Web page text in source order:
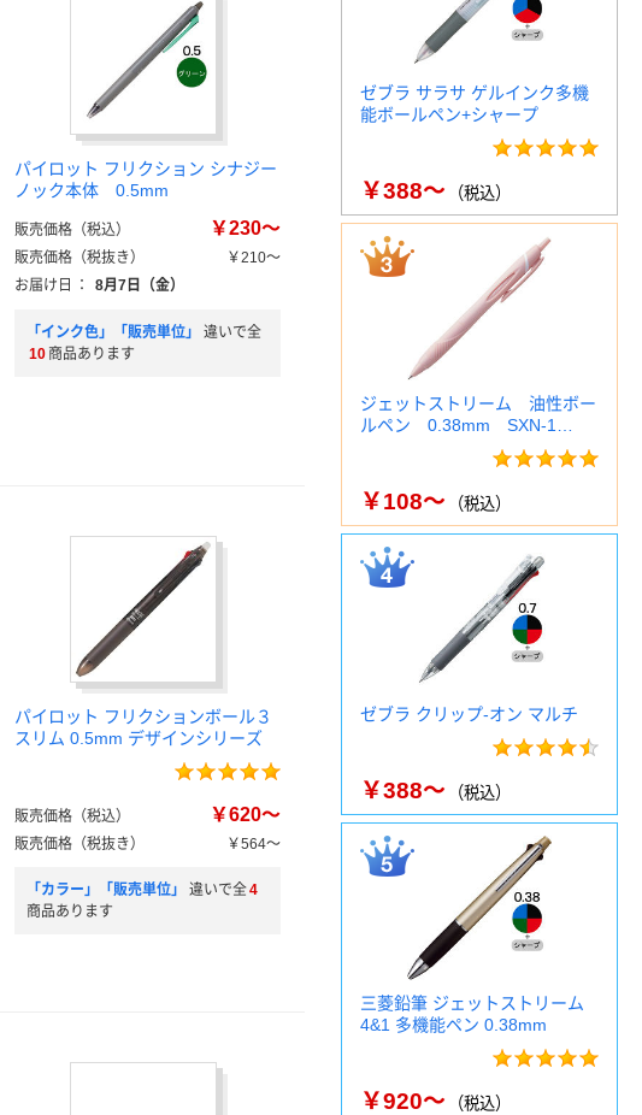
パイロット フリクション シナジー
ノック本体 0.5mm
販売価格（税込） ￥230～
販売価格（税抜き）
￥210～
お届け日
： 8月7日（金）
「インク色」「販売単位」
違いで全
10 商品あります
パイロット フリクションボール３
スリム 0.5mm デザインシリーズ
販売価格（税込） ￥620～
販売価格（税抜き） ￥564～
「カラー」「販売単位」 違いで全4
商品あります
ゼブラ サラサ ゲルインク多機
能ボールペン+シャープ
￥388～ （税込）
ジェットストリーム 油性ボー
ルペン 0.38mm SXN-1…
￥108～ （税込）
ゼブラ クリップ-オン マルチ
￥388～ （税込）
三菱鉛筆 ジェットストリーム
4&1 多機能ペン 0.38mm
￥920～ （税込）